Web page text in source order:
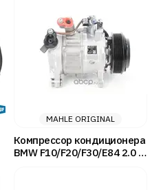
MAHLE ORIGINAL
Компрессор кондиционера
BMW F10/F20/F30/E84 2.0 D